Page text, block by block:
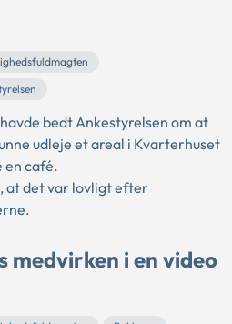
bedt Ankestyrelsen om at
udleje et areal i Kvarterhuset
en café.
at det var lovligt efter
medvirken i en video